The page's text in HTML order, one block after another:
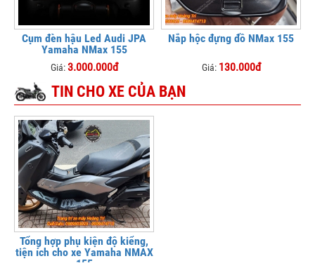
Cụm đèn hậu Led Audi JPA
Yamaha NMax 155
Giá:3.000.000đ
Nắp hộc đựng đồ NMax 155
Giá: 130.000đ
TIN CHO XE CỦA BẠN
Tổng hợp phụ kiện độ kiểng,
tiện ích cho xe Yamaha NMAX
155